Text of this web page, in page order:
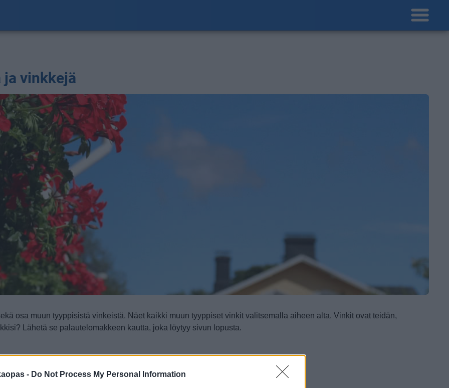
- Do Not Process My Personal Information
ja vinkkejä
osa muun tyyppisistä vinkeistä. Näet kaikki muun tyyppiset vinkit valitsemalla aiheen alta. Vinkit ovat teidän,
Lähetä se palautelomakkeen kautta, joka löytyy sivun lopusta.